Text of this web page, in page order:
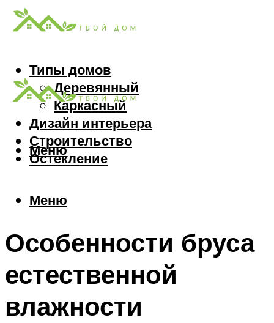
Типы домов
Деревянный
Каркасный
Дизайн интерьера
Строительство
Остекление
Меню
Меню
Особенности бруса
естественной
влажности